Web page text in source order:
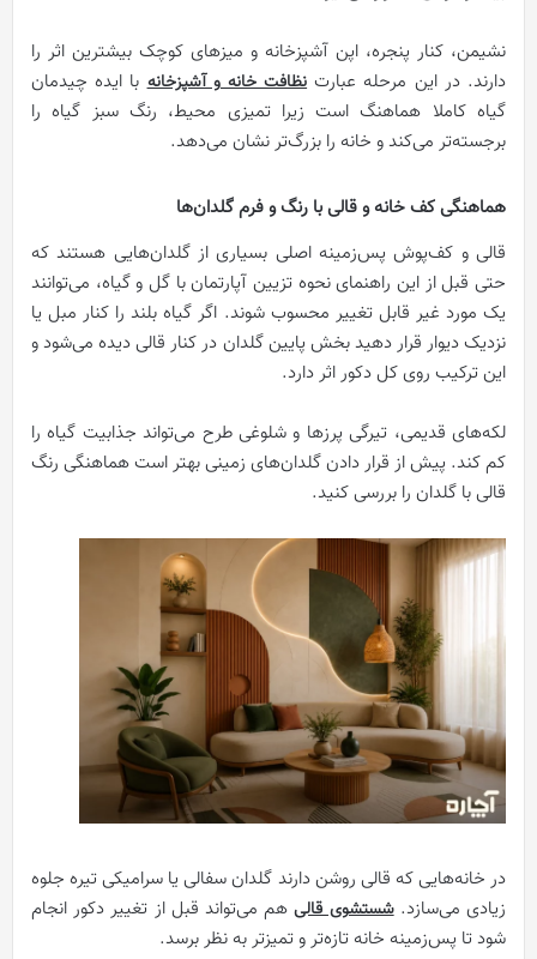
نشیمن، کنار پنجره، اپن آشپزخانه و میزهای کوچک بیشترین اثر را
دارند. در این مرحله عبارت نظافت خانه و آشپزخانهبا ایده چیدمان
گیاه کاملا هماهنگ است زیرا تمیزی محیط، رنگ سبز گیاه را
برجسته‌تر می‌کند و خانه را بزرگ‌تر نشان می‌دهد.
هماهنگی کف خانه و قالی با رنگ و فرم گلدان‌ها
قالی و کف‌پوش پس‌زمینه اصلی بسیاری از گلدان‌هایی هستند که
حتی قبل از این راهنمای نحوه تزیین آپارتمان با گل و گیاه، می‌توانند
یک مورد غیر قابل تغییر محسوب شوند. اگر گیاه بلند را کنار مبل یا
نزدیک دیوار قرار دهید بخش پایین گلدان در کنار قالی دیده می‌شود و
این ترکیب روی کل دکور اثر دارد.
لکه‌های قدیمی، تیرگی پرزها و شلوغی طرح می‌تواند جذابیت گیاه را
کم کند. پیش از قرار دادن گلدان‌های زمینی بهتر است هماهنگی رنگ
قالی با گلدان را بررسی کنید.
در خانه‌هایی که قالی روشن دارند گلدان سفالی یا سرامیکی تیره جلوه
زیادی می‌سازد.شستشوی قالیهم می‌تواند قبل از تغییر دکور انجام
شود تا پس‌زمینه خانه تازه‌تر و تمیزتر به نظر برسد.